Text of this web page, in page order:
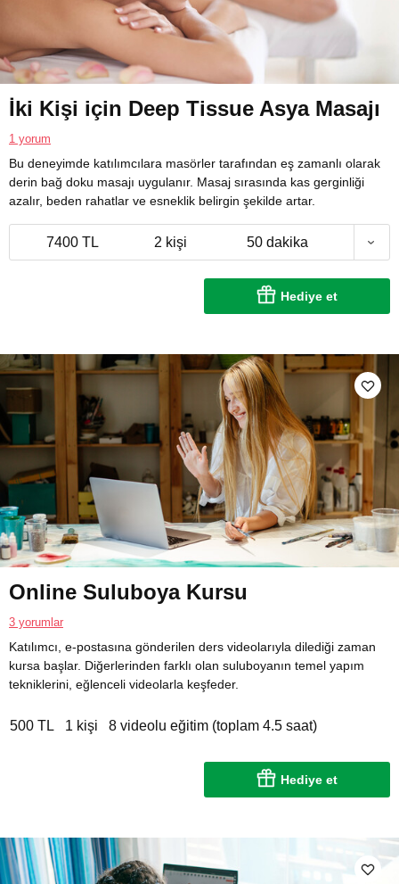
İki Kişi için Deep Tissue Asya Masajı
1 yorum
Bu deneyimde katılımcılara masörler tarafından eş zamanlı olarak
derin bağ doku masajı uygulanır. Masaj sırasında kas gerginliği
azalır, beden rahatlar ve esneklik belirgin şekilde artar.
7400 TL 2 kişi 50 dakika
Hediye et
Online Suluboya Kursu
3 yorumlar
Katılımcı, e-postasına gönderilen ders videolarıyla dilediği zaman
kursa başlar. Diğerlerinden farklı olan suluboyanın temel yapım
tekniklerini, eğlenceli videolarla keşfeder.
500 TL 1 kişi 8 videolu eğitim (toplam 4.5 saat)
Hediye et